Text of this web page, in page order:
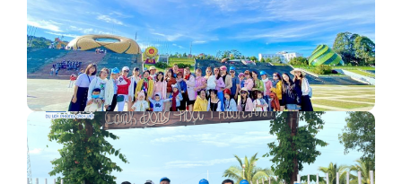
Hành trình khám phá Đà Lạt ngày 20-22/11/2020
Trường Mầm Non…